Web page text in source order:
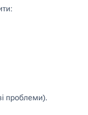
проблеми).